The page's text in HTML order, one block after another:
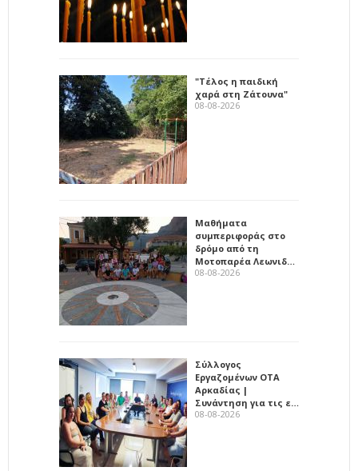
"Τέλος η παιδική
χαρά στη Ζάτουνα"
08-08-2026
Μαθήματα
συμπεριφοράς στο
δρόμο από τη
Μοτοπαρέα Λεωνιδ…
08-08-2026
Σύλλογος
Εργαζομένων ΟΤΑ
Αρκαδίας |
Συνάντηση για τις ε…
08-08-2026